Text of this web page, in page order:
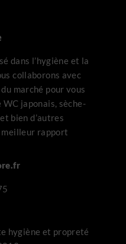
dans l’hygiène et la
collaborons avec
marché pour vous
japonais, sèche-
bien d’autres
rapport
hygiène et propreté